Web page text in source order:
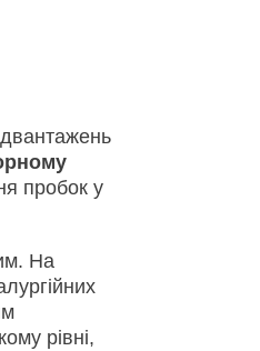
пробок у
На
рівні,